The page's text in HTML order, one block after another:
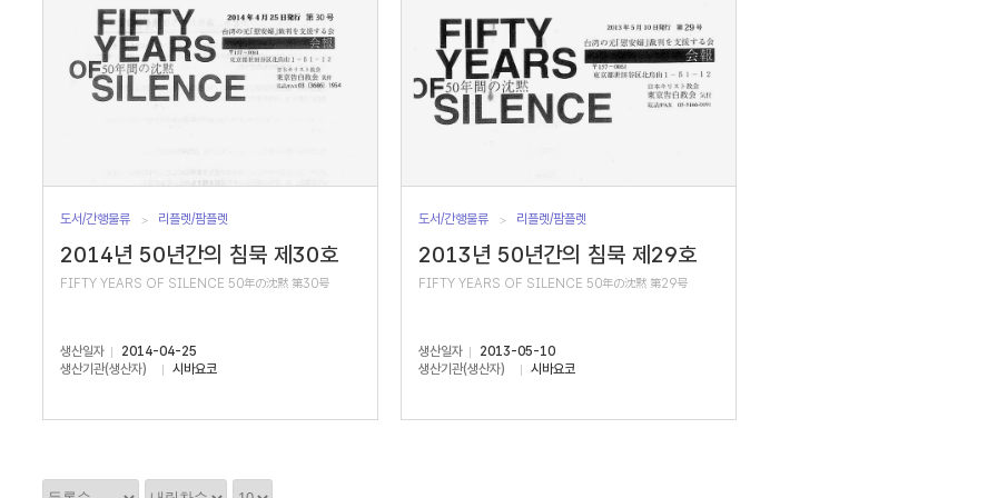
도서/간행물류 리플렛/팜플렛
2014년 50년간의 침묵 제30호
FIFTY YEARS OF SILENCE 50年の沈黙 第30号
생산일자
2014-04-25
생산기관(생산자)
시바요코
도서/간행물류 리플렛/팜플렛
2013년 50년간의 침묵 제29호
FIFTY YEARS OF SILENCE 50年の沈黙 第29号
생산일자
2013-05-10
생산기관(생산자)
시바요코
정
정
정